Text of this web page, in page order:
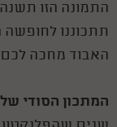
התמונה הזו
תתכוננו
האבוד מחכה
המתכון הסודי